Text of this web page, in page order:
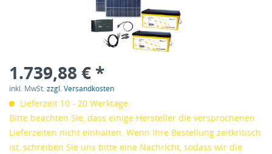
1.739,88 € *
inkl. MwSt.zzgl. Versandkosten
Lieferzeit 10 - 20 Werktage.
Bitte beachten Sie, dass einige Hersteller die versprochenen
Lieferzeiten nicht einhalten. Wenn Ihre Bestellung zeitkritisch
ist, schreiben Sie uns bitte eine Nachricht, sodass wir die